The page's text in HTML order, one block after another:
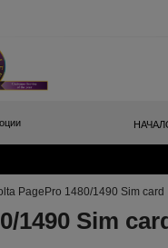
PagePro 1480/1490 Sim card
1490 Sim